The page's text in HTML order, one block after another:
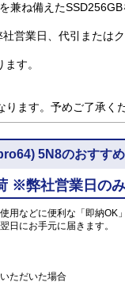
兼ね備えたSSD256GB
営業日、代引または
す。
ます。予めご了承くだ
5N8のおすす
※弊社営業日のみ
用などに便利な「即納OK
日にお手元に届きます。
ただいた場合